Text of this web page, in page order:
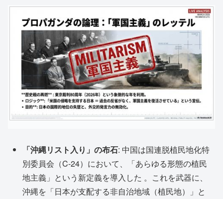
「沖縄リスト入り」の布石: 中国は国連脱植民地化特
別委員会（C-24）において、「あらゆる形態の植民
地主義」という新定義を導入した 。これを武器に、
沖縄を「日本が支配する非自治地域（植民地）」と